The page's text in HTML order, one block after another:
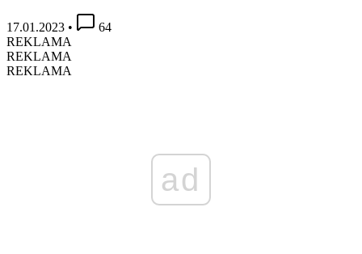
17.01.2023 •
64
REKLAMA
REKLAMA
REKLAMA
ad